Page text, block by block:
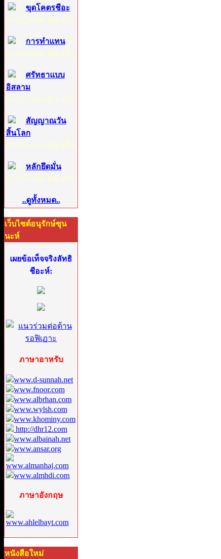
2: ขุดโคตรชีอะ
ดาวน์โหลด 192 ครั้ง
3: การทำแทน
ดาวน์โหลด 108 ครั้ง
4: ศรัทธาแบบ
อิสลาม
ดาวน์โหลด 211 ครั้ง
5: สัญญาณวัน
สิ้นโลก
ดาวน์โหลด 253 ครั้ง
6: หลักยึดมั่น
ดาวน์โหลด 146 ครั้ง
..ดูทั้งหมด..
เว็บไซต์อนุรักษ์ซุน
นะห์
เผยข้อเท็จจริงลัทธิ
ชีอะห์:
ภาษาอาหรับ
www.d-sunnah.net
www.fnoor.com
www.albrhan.com
www.wylsh.com
www.khominy.com
http://dhr12.com
www.albainah.net
www.ansar.org
www.almanhaj.com
www.almhdi.com
ภาษาอังกฤษ
www.ahlelbayt.com
หนังสือใหม่